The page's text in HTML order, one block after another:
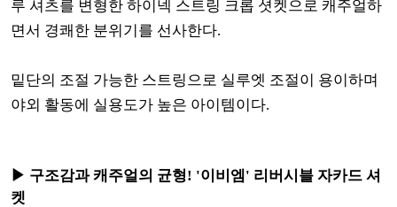
루 셔츠를 변형한 하이넥 스트링 크롭 셧켓 으로 캐주얼하
면서 경쾌한 분위기를 선사한다.
밑단의 조절 가능한 스트링으로 실루엣 조절이 용이하며
야외 활동에 실용도가 높은 아이템이다.
▶ 구조감과 캐주얼의 균형! '이비엠' 리버시블 자카드 셔
켓